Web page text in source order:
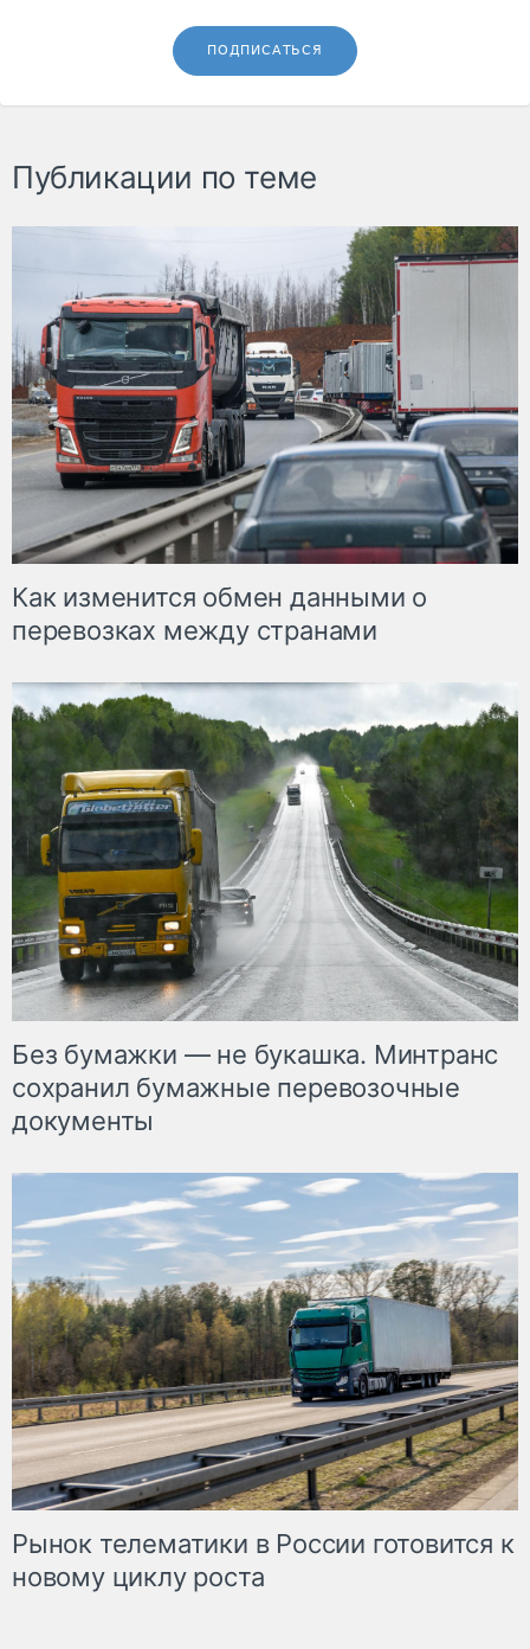
ПОДПИСАТЬСЯ
Публикации по теме
Как изменится обмен данными о
перевозках между странами
Без бумажки — не букашка. Минтранс
сохранил бумажные перевозочные
документы
Рынок телематики в России готовится к
новому циклу роста